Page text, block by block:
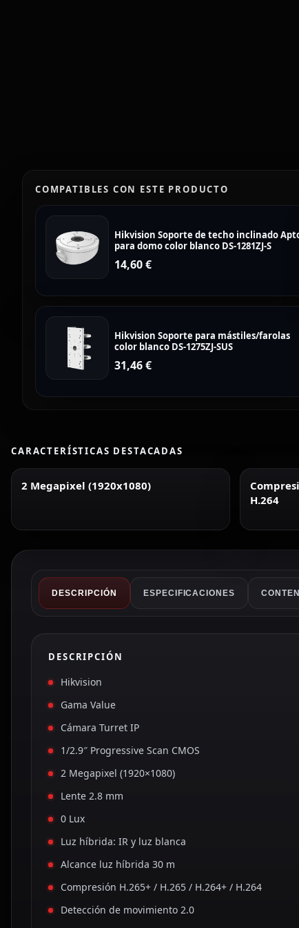
COMPATIBLES CON ESTE PRODUCTO
Hikvision Soporte de techo inclinado
para domo color blanco DS-1281ZJ-S
14,60€
Hikvision Soporte para mástiles/farolas
color blanco DS-1275ZJ-SUS
31,46€
CARACTERÍSTICAS DESTACADAS
2 Megapixel (1920x1080)
H.264
DESCRIPCIÓN ESPECIFICACIONES
DESCRIPCIÓN
Hikvision
Gama Value
Cámara Turret IP
1/2.9″ Progressive Scan CMOS
2 Megapixel (1920×1080)
Lente 2.8 mm
0 Lux
Luz híbrida: IR y luz blanca
Alcance luz híbrida 30 m
Compresión H.265+ / H.265 / H.264+ / H.264
Detección de movimiento 2.0